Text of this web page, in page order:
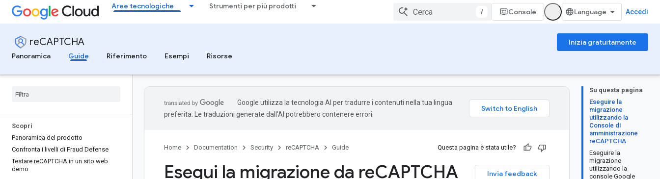
Aree tecnologiche Strumenti per più prodotti
/ Console Accedi
reCAPTCHA
Inizia gratuitamente
Panoramica
Guide Riferimento Esempi Risorse
Scopri
Panoramica del prodotto
Confronta i livelli di Fraud Defense
Testare reCAPTCHA in un sito web
demo
Su questa pagina
Eseguire la
migrazione
utilizzando la
Console di
amministrazione
reCAPTCHA
Eseguire la
migrazione
utilizzando la
console Google
Google utilizza la tecnologia AI per tradurre i contenuti nella tua lingua
preferita. Le traduzioni generate dall'AI potrebbero contenere errori.
Home Documentation Security reCAPTCHA Guide Questa pagina è stata utile?
Invia feedback
Esegui la migrazione da reCAPTCHA